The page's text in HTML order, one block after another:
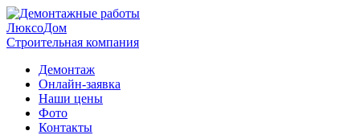
ЛюксоДом
Строительная компания
Демонтаж
Онлайн-заявка
Наши цены
Фото
Контакты